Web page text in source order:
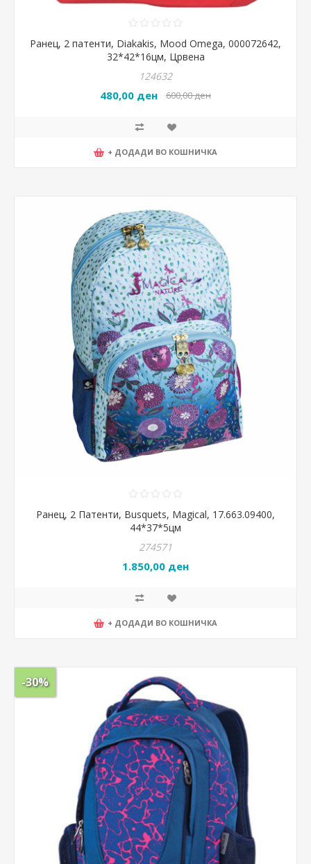
Ранец, 2 патенти, Diakakis, Mood Omega, 000072642,
32*42*16цм, Црвена
124632
480,00 ден 600,00 ден
+ ДОДАДИ ВО КОШНИЧКА
Ранец, 2 Патенти, Busquets, Magical, 17.663.09400,
44*37*5цм
274571
1.850,00 ден
+ ДОДАДИ ВО КОШНИЧКА
-30%